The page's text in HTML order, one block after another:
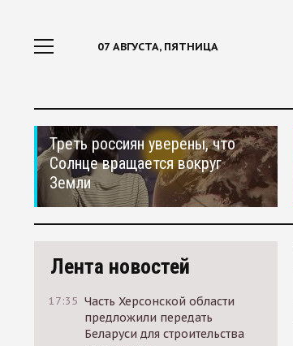
07 АВГУСТА, ПЯТНИЦА
Треть россиян уверены, что
Солнце вращается вокруг
Земли
Лента новостей
17:35 Часть Херсонской области
предложили передать
Беларуси для строительства